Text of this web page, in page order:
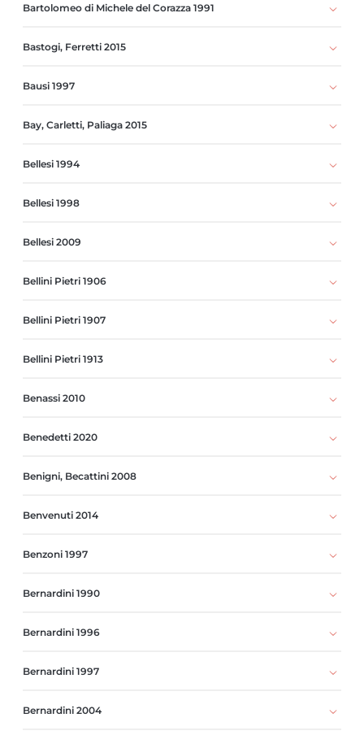
Bartolomeo di Michele del Corazza 1991
Bastogi, Ferretti 2015
Bausi 1997
Bay, Carletti, Paliaga 2015
Bellesi 1994
Bellesi 1998
Bellesi 2009
Bellini Pietri 1906
Bellini Pietri 1907
Bellini Pietri 1913
Benassi 2010
Benedetti 2020
Benigni, Becattini 2008
Benvenuti 2014
Benzoni 1997
Bernardini 1990
Bernardini 1996
Bernardini 1997
Bernardini 2004